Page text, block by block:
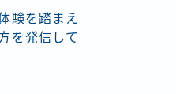
験を踏まえ
を発信して